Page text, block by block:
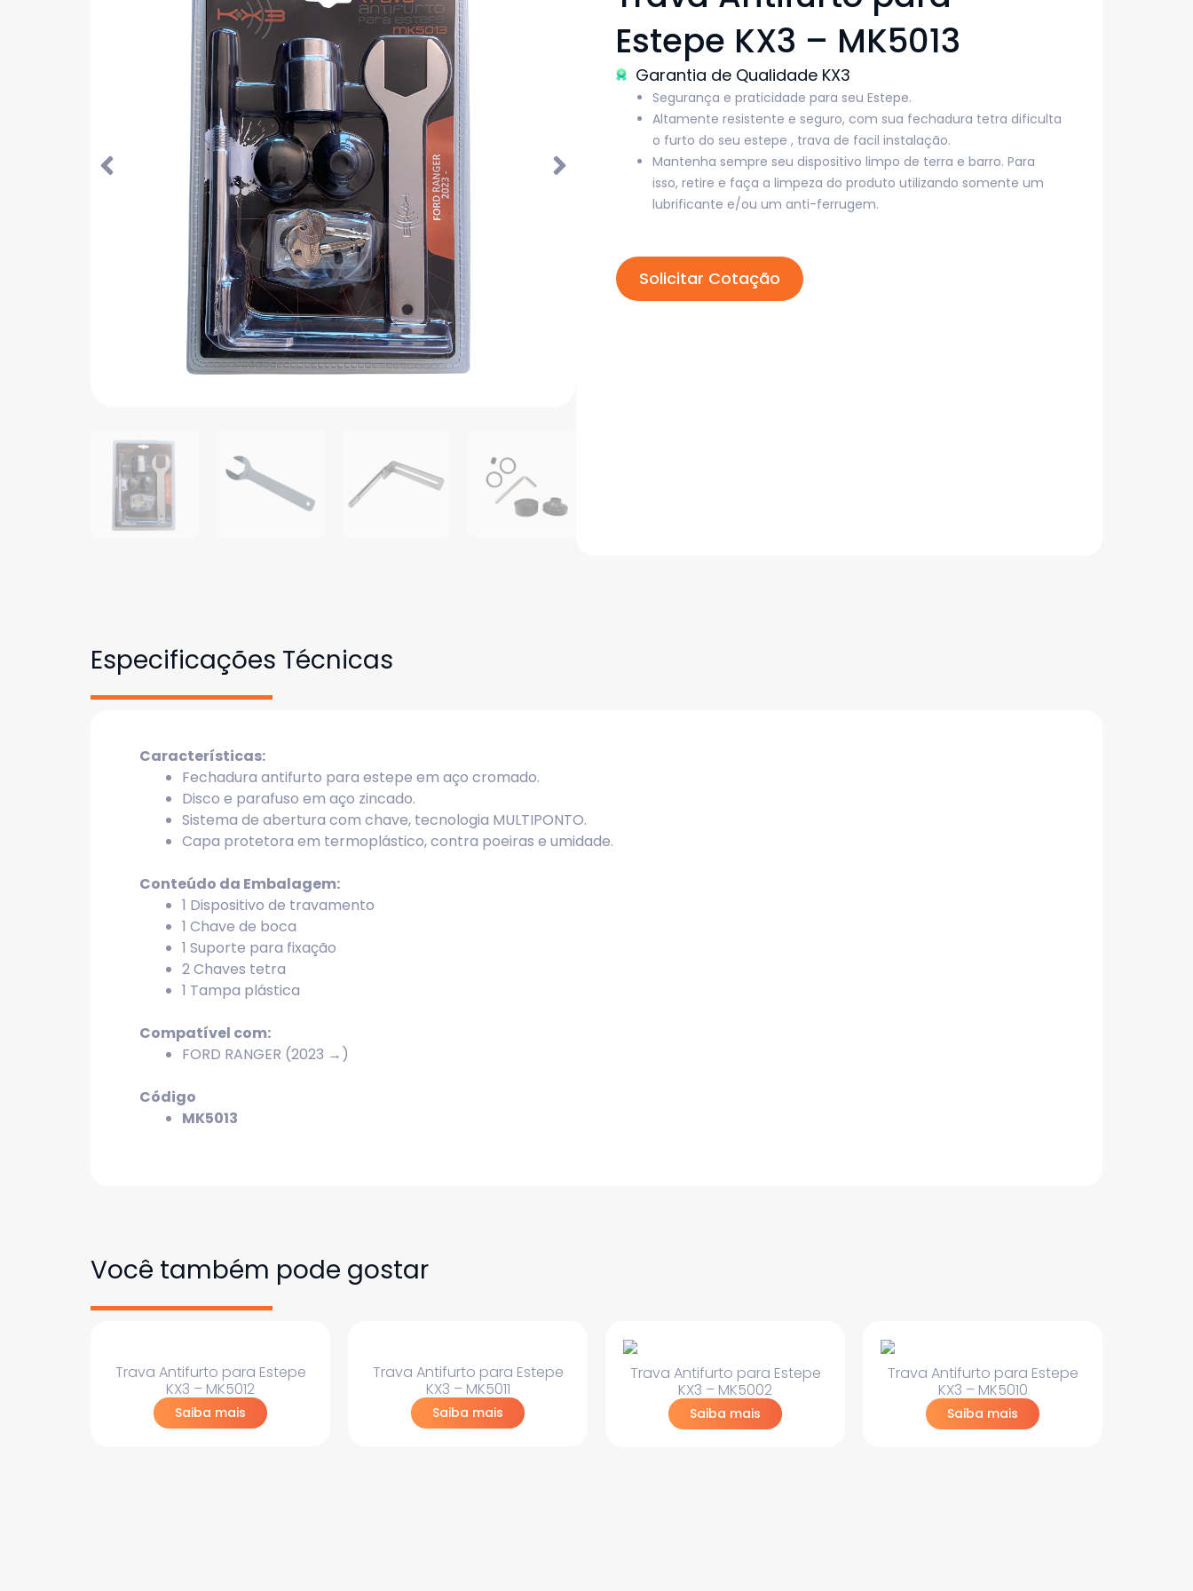
Estepe KX3 – MK5013
Garantia de Qualidade KX3
Segurança e praticidade para seu Estepe.
Altamente resistente e seguro, com sua fechadura tetra dificulta
o furto do seu estepe , trava de facil instalação.
Mantenha sempre seu dispositivo limpo de terra e barro. Para
isso, retire e faça a limpeza do produto utilizando somente um
lubrificante e/ou um anti-ferrugem.
Solicitar Cotação
Especificações Técnicas
Características:
Fechadura antifurto para estepe em aço cromado.
Disco e parafuso em aço zincado.
Sistema de abertura com chave, tecnologia MULTIPONTO.
Capa protetora em termoplástico, contra poeiras e umidade.
Conteúdo da Embalagem:
1 Dispositivo de travamento
1 Chave de boca
1 Suporte para fixação
2 Chaves tetra
1 Tampa plástica
Compatível com:
FORD RANGER (2023 →)
Código
MK5013
Você também pode gostar
Trava Antifurto para Estepe
KX3 – MK5012
Saiba mais
Trava Antifurto para Estepe
KX3 – MK5011
Saiba mais
Trava Antifurto para Estepe
KX3 – MK5002
Saiba mais
Trava Antifurto para Estepe
KX3 – MK5010
Saiba mais